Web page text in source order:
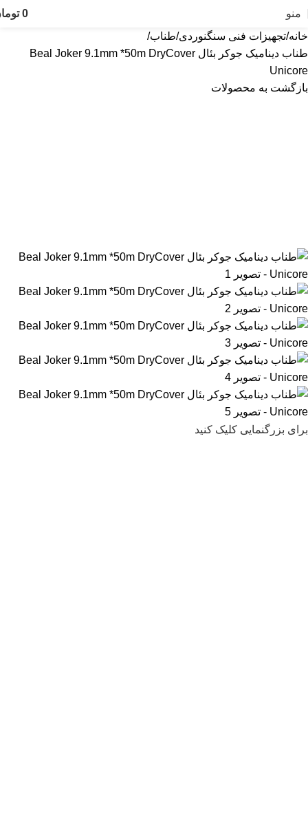
منو 0
خانه تجهیزات فنی سنگنوردی طناب
طناب دینامیک جوکر بئال Beal Joker 9.1mm *50m DryCover
Unicore
بازگشت به محصولات
برای بزرگنمایی کلیک کنید